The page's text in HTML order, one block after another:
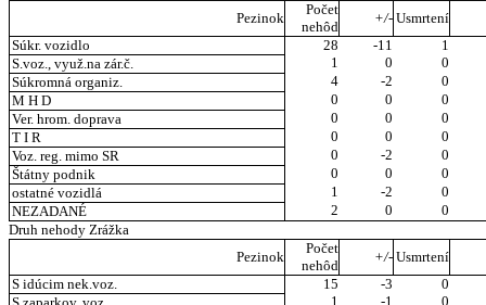
Pezinok
Počet
nehôd
+/- Usmrtení
Súkr. vozidlo
28 -11
1
S.voz., využ.na zár.č.
1 0
0
Súkromná organiz.
4 -2
0
M H D
0 0
0
Ver. hrom. doprava
0 0
0
T I R
0 0
0
Voz. reg. mimo SR
0 -2
0
Štátny podnik
0 0
0
ostatné vozidlá
1 -2
0
NEZADANÉ
2 0
0
Druh nehody Zrážka
Pezinok
Počet
nehôd
+/- Usmrtení
S idúcim nek.voz.
15 -3
0
1 -1 0